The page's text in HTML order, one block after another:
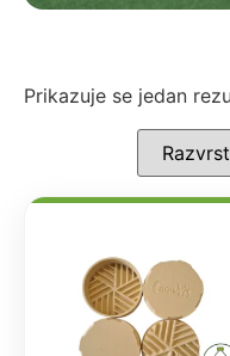
Prikazuje se jedan